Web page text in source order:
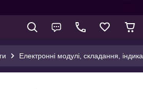
Електронні модулі, складання,